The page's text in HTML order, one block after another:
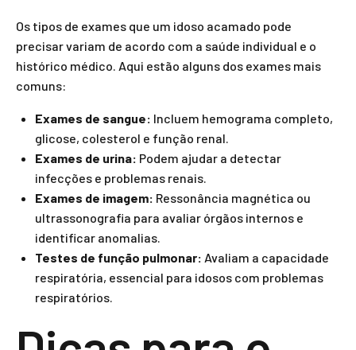
Os tipos de exames que um idoso acamado pode
precisar variam de acordo com a saúde individual e o
histórico médico. Aqui estão alguns dos exames mais
comuns:
Exames de sangue: Incluem hemograma completo,
glicose, colesterol e função renal.
Exames de urina: Podem ajudar a detectar
infecções e problemas renais.
Exames de imagem: Ressonância magnética ou
ultrassonografia para avaliar órgãos internos e
identificar anomalias.
Testes de função pulmonar: Avaliam a capacidade
respiratória, essencial para idosos com problemas
respiratórios.